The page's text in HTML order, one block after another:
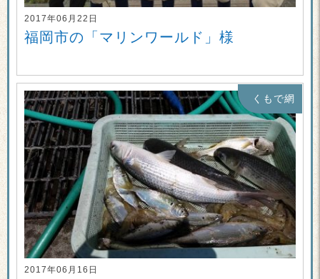
2017年06月22日
福岡市の「マリンワールド」様
くもで網
2017年06月16日